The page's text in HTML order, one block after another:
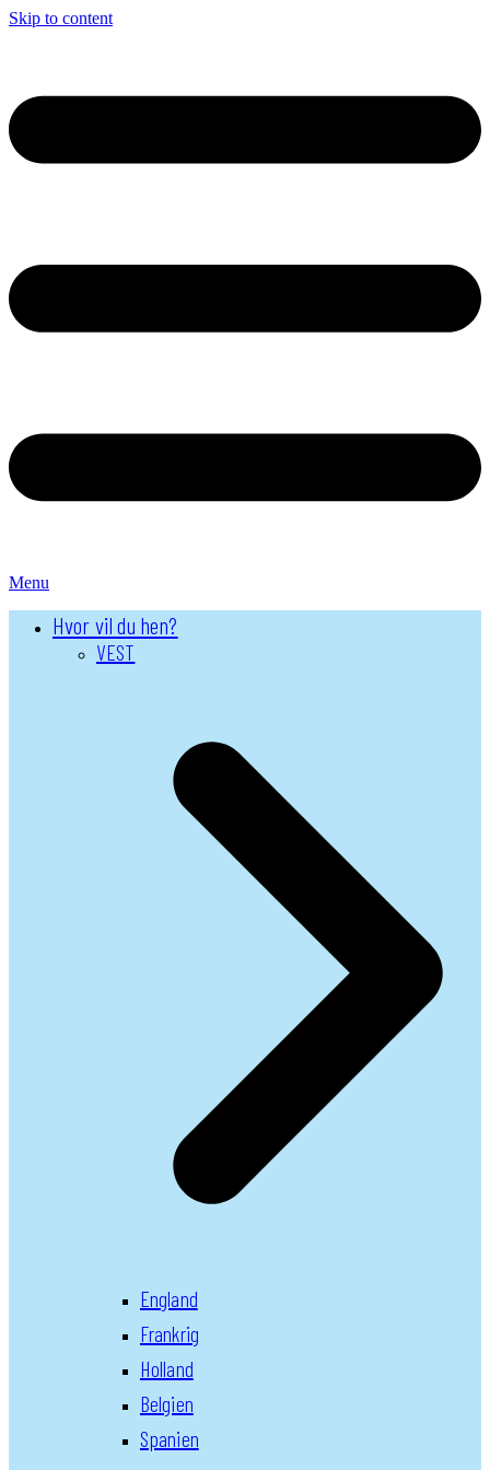
Skip to content
Menu
Hvor vil du hen?
VEST
England
Frankrig
Holland
Belgien
Spanien